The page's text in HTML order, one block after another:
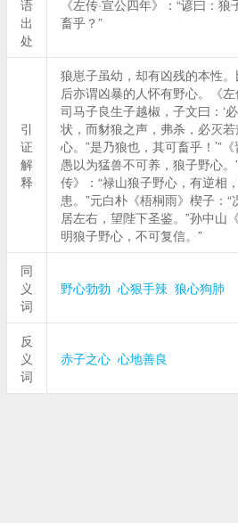
语
出
处
《左传·宣公四年》：“谚曰：
畜乎？”
引
证
解
释
狼崽子虽幼，却有凶残的本性。
后亦谓凶暴的人怀有野心。《
司马子良生子越椒，子文曰：‘
状，而豺狼之声，弗杀，必灭
心。”是乃狼也，其可畜乎！’”
愚以为猛兽不可养，狼子野心。
传》：“禄山狼子野心，有逆相
患。”元白朴《梧桐雨》楔子：
居左右，望陛下圣鉴。”孙中山
明狼子野心，不可复信。”
同
义
词
野心勃勃 心狠手辣 狼心狗肺
反
义
词
赤子之心 心地善良